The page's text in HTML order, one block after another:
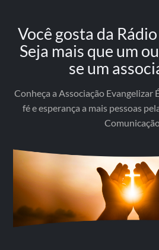
Você gosta da
Seja mais que um
se um
Conheça a Associação Evangelizar
fé e esperança a mais pessoas